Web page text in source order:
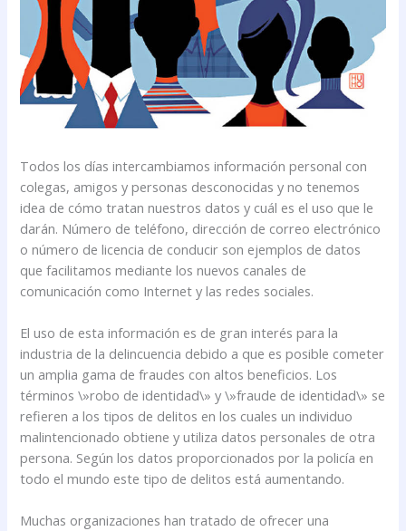
Todos los días intercambiamos información personal con
colegas, amigos y personas desconocidas y no tenemos
idea de cómo tratan nuestros datos y cuál es el uso que le
darán. Número de teléfono, dirección de correo electrónico
o número de licencia de conducir son ejemplos de datos
que facilitamos mediante los nuevos canales de
comunicación como Internet y las redes sociales.
El uso de esta información es de gran interés para la
industria de la delincuencia debido a que es posible cometer
un amplia gama de fraudes con altos beneficios. Los
términos \»robo de identidad\» y \»fraude de identidad\» se
refieren a los tipos de delitos en los cuales un individuo
malintencionado obtiene y utiliza datos personales de otra
persona. Según los datos proporcionados por la policía en
todo el mundo este tipo de delitos está aumentando.
Muchas organizaciones han tratado de ofrecer una